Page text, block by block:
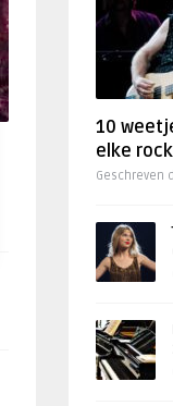
10
elke
Geschreven